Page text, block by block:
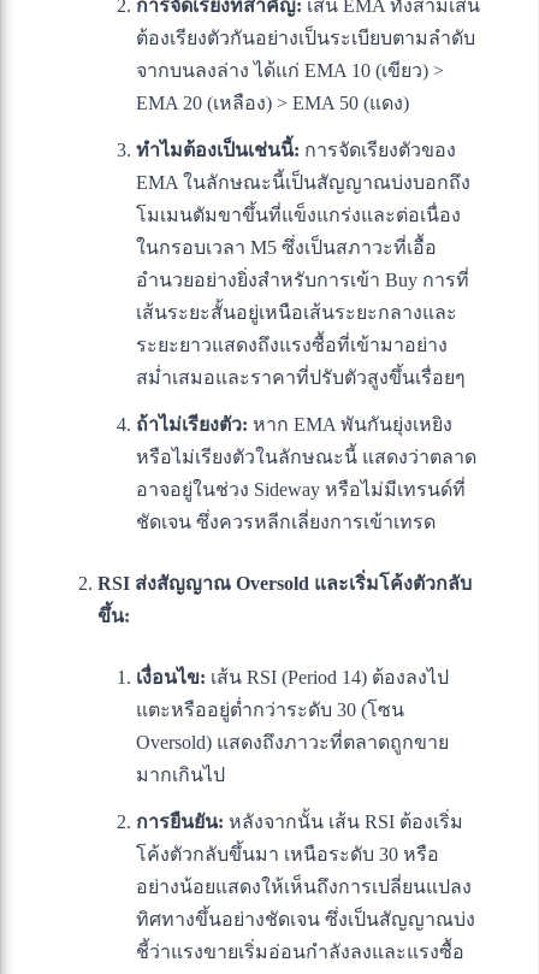
การจัดเรียงที่สำคัญ: เส้น EMA ทั้งสามเส้น
ต้องเรียงตัวกันอย่างเป็นระเบียบตามลำดับ
จากบนลงล่าง ได้แก่ EMA 10 (เขียว) >
EMA 20 (เหลือง) > EMA 50 (แดง)
ทำไมต้องเป็นเช่นนี้: การจัดเรียงตัวของ
EMA ในลักษณะนี้เป็นสัญญาณบ่งบอกถึง
โมเมนตัมขาขึ้นที่แข็งแกร่งและต่อเนื่อง
ในกรอบเวลา M5 ซึ่งเป็นสภาวะที่เอื้อ
อำนวยอย่างยิ่งสำหรับการเข้า Buy การที่
เส้นระยะสั้นอยู่เหนือเส้นระยะกลางและ
ระยะยาวแสดงถึงแรงซื้อที่เข้ามาอย่าง
สม่ำเสมอและราคาที่ปรับตัวสูงขึ้นเรื่อยๆ
ถ้าไม่เรียงตัว: หาก EMA พันกันยุ่งเหยิง
หรือไม่เรียงตัวในลักษณะนี้ แสดงว่าตลาด
อาจอยู่ในช่วง Sideway หรือไม่มีเทรนด์ที่
ชัดเจน ซึ่งควรหลีกเลี่ยงการเข้าเทรด
RSI ส่งสัญญาณ Oversold และเริ่มโค้งตัวกลับ
ขึ้น:
เงื่อนไข: เส้น RSI (Period 14) ต้องลงไป
แตะหรืออยู่ต่ำกว่าระดับ 30 (โซน
Oversold) แสดงถึงภาวะที่ตลาดถูกขาย
มากเกินไป
การยืนยัน: หลังจากนั้น เส้น RSI ต้องเริ่ม
โค้งตัวกลับขึ้นมา เหนือระดับ 30 หรือ
อย่างน้อยแสดงให้เห็นถึงการเปลี่ยนแปลง
ทิศทางขึ้นอย่างชัดเจน ซึ่งเป็นสัญญาณบ่ง
ชี้ว่าแรงขายเริ่มอ่อนกำลังลงและแรงซื้อ